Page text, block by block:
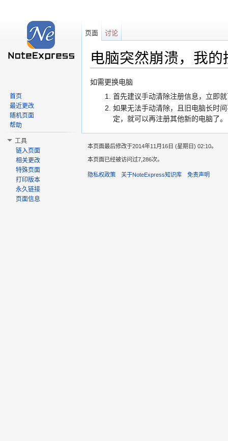
电脑突然崩溃，我
如需更换电脑
首先建议手动清除注册信息，立即
如果无法手动清除，且旧电脑长时
定，就可以再注册其他新的电脑了。
页面 讨论
首页
最近更改
随机页面
帮助
工具
链入页面
相关更改
特殊页面
打印版本
永久链接
页面信息
本页面最后修改于2014年11月16日 (星期日) 02:10。
本页面已经被访问过7,286次。
隐私权政策 关于NoteExpress知识库 免责声明